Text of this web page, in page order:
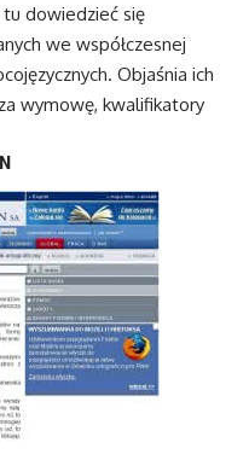
tu dowiedzieć się
we współczesnej
Objaśnia ich
wymowę, kwalifikatory